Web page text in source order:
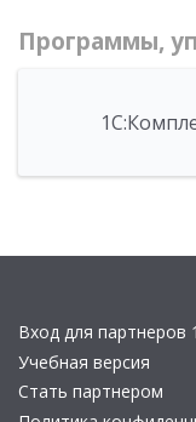
Программы,
Вход для партнеров
Учебная версия
Стать партнером